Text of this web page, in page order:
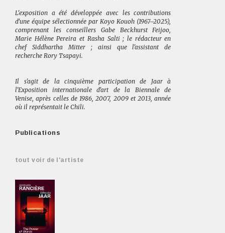
L'exposition a été développée avec les contributions
d'une équipe sélectionnée par Koyo Kouoh (1967–2025),
comprenant les conseillers Gabe Beckhurst Feijoo,
Marie Hélène Pereira et Rasha Salti ; le rédacteur en
chef Siddhartha Mitter ; ainsi que l'assistant de
recherche Rory Tsapayi.
Il s'agit de la cinquième participation de Jaar à
l'Exposition internationale d'art de la Biennale de
Venise, après celles de 1986, 2007, 2009 et 2013, année
où il représentait le Chili.
Publications
tout voir de l'artiste